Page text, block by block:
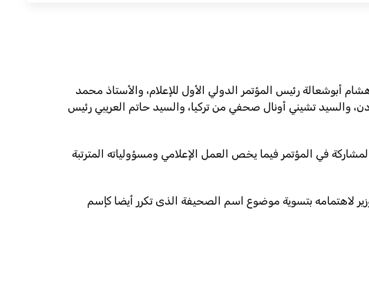
أبوشعالة رئيس المؤتمر الدولي الأول للإعلام، والأستاذ محمد
والسيد تشيني أونال صحفي من تركيا، والسيد حاتم العريبي رئيس
في المؤتمر فيما يخص العمل الإعلامي ومسؤولياته المترتبة
شهادة شكر وتقدير للسيد الوزير لاهتمامه بتسوية موضوع اسم الصحيفة الذى تكرر أيضا كإسم